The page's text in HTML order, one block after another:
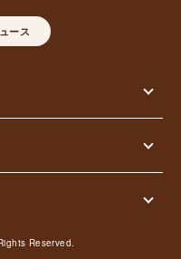
ース
Reserved.